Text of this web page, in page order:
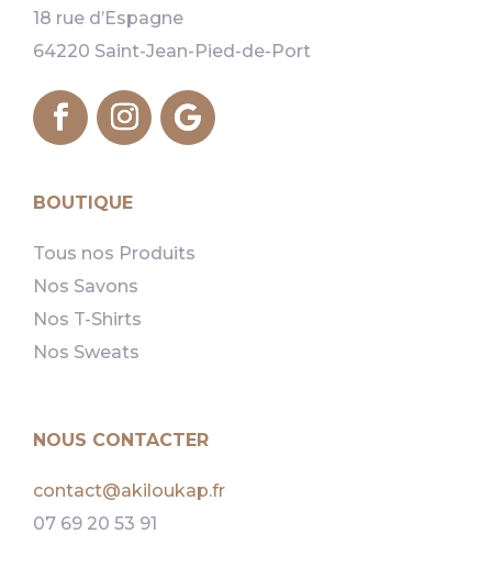
18 rue d’Espagne
64220 Saint-Jean-Pied-de-Port
BOUTIQUE
Tous nos Produits
Nos Savons
Nos T-Shirts
Nos Sweats
NOUS CONTACTER
contact@akiloukap.fr
07 69 20 53 91